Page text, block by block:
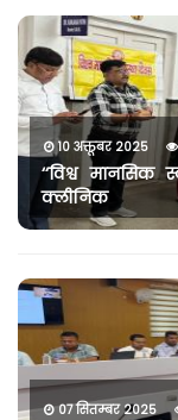
10 अक्तूबर 2025
‘‘विश्व मानसिक
क्लीनिक
07 सितम्बर 2025